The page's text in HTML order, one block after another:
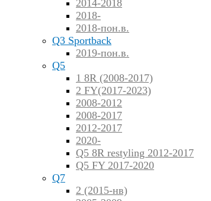
2014-2018
2018-
2018-пон.в.
Q3 Sportback
2019-пон.в.
Q5
1 8R (2008-2017)
2 FY(2017-2023)
2008-2012
2008-2017
2012-2017
2020-
Q5 8R restyling 2012-2017
Q5 FY 2017-2020
Q7
2 (2015-нв)